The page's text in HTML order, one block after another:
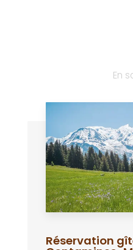
En
Réservation